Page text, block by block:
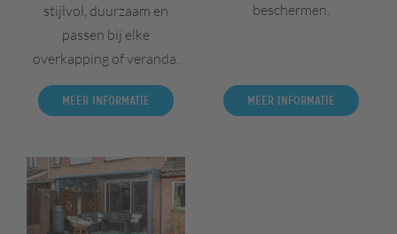
stijlvol, duurzaam en
passen bij elke
overkapping of veranda.
Meer informatie
beschermen.
Meer informatie